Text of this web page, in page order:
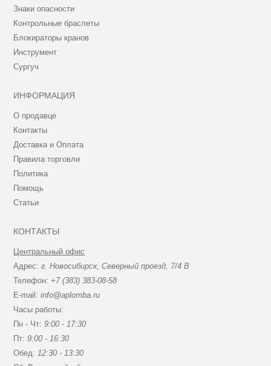
Знаки опасности
Контрольные браслеты
Блокираторы кранов
Инструмент
Сургуч
ИНФОРМАЦИЯ
О продавце
Контакты
Доставка и Оплата
Правила торговли
Политика
Помощь
Статьи
КОНТАКТЫ
Центральный офис
Адрес:г. Новосибирск, Северный проезд, 7/4 В
Телефон: +7 (383) 383-08-58
E-mail:info@aplomba.ru
Часы работы:
Пн - Чт:9:00 - 17:30
Пт:9:00 - 16:30
Обед:12:30 - 13:30